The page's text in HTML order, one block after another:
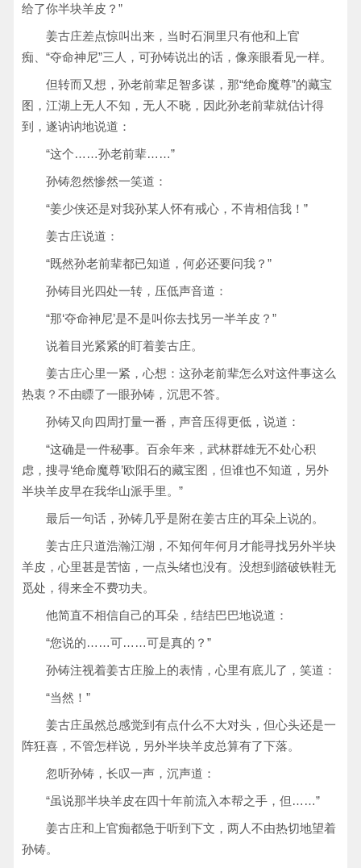
给了你半块羊皮？”
姜古庄差点惊叫出来，当时石洞里只有他和上官
痴、“夺命神尼”三人，可孙铸说出的话，像亲眼看见一样。
但转而又想，孙老前辈足智多谋，那“绝命魔尊”的藏宝
图，江湖上无人不知，无人不晓，因此孙老前辈就估计得
到，遂讷讷地说道：
“这个……孙老前辈……”
孙铸忽然惨然一笑道：
“姜少侠还是对我孙某人怀有戒心，不肯相信我！”
姜古庄说道：
“既然孙老前辈都已知道，何必还要问我？”
孙铸目光四处一转，压低声音道：
“那‘夺命神尼’是不是叫你去找另一半羊皮？”
说着目光紧紧的盯着姜古庄。
姜古庄心里一紧，心想：这孙老前辈怎么对这件事这么
热衷？不由瞟了一眼孙铸，沉思不答。
孙铸又向四周打量一番，声音压得更低，说道：
“这确是一件秘事。百余年来，武林群雄无不处心积
虑，搜寻‘绝命魔尊’欧阳石的藏宝图，但谁也不知道，另外
半块羊皮早在我华山派手里。”
最后一句话，孙铸几乎是附在姜古庄的耳朵上说的。
姜古庄只道浩瀚江湖，不知何年何月才能寻找另外半块
羊皮，心里甚是苦恼，一点头绪也没有。没想到踏破铁鞋无
觅处，得来全不费功夫。
他简直不相信自己的耳朵，结结巴巴地说道：
“您说的……可……可是真的？”
孙铸注视着姜古庄脸上的表情，心里有底儿了，笑道：
“当然！”
姜古庄虽然总感觉到有点什么不大对头，但心头还是一
阵狂喜，不管怎样说，另外半块羊皮总算有了下落。
忽听孙铸，长叹一声，沉声道：
“虽说那半块羊皮在四十年前流入本帮之手，但……”
姜古庄和上官痴都急于听到下文，两人不由热切地望着
孙铸。